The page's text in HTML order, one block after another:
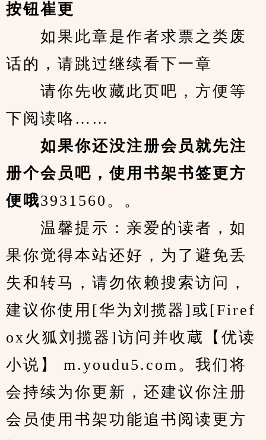
按钮崔更
如果此章是作者求票之类废
话的，请跳过继续看下一章
请你先收藏此页吧，方便等
下阅读咯……
如果你还没注册会员就先注
册个会员吧，使用书架书签更方
便哦3931560。。
温馨提示：亲爱的读者，如
果你觉得本站还好，为了避免丢
失和转马，请勿依赖搜索访问，
建议你使用[华为刘揽器]或[Firef
ox火狐刘揽器]访问并收蔵【优读
小说】 m.youdu5.com。我们将
会持续为你更新，还建议你注册
会员使用书架功能追书阅读更方